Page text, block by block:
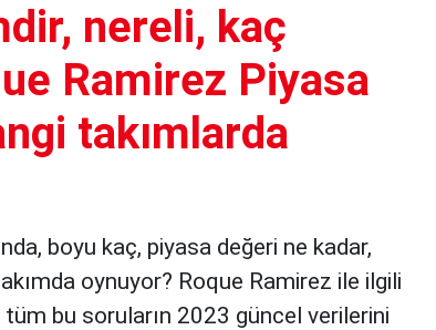
nereli, kaç
Ramirez Piyasa
takımlarda
boyu kaç, piyasa değeri ne kadar,
oynuyor? Roque Ramirez ile ilgili
bu soruların 2023 güncel verilerini